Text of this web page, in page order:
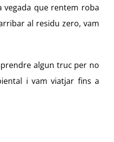
que rentem roba
al residu zero, vam
algun truc per no
i vam viatjar fins a